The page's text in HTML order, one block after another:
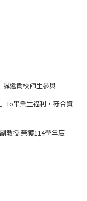
邀貴校師生參與
To畢業生福利，符合資
教授 榮獲114學年度